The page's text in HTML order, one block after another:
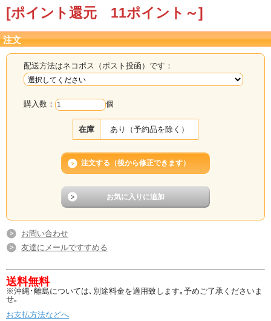
掌幅：88mm
本体素材：綿100%
[ポイント還元 11ポイント～]
注文
配送方法はネコポス（ポスト投函）です：
購入数： 個
在庫 あり（予約品を除く）
お問い合わせ
友達にメールですすめる
送料無料
※沖縄･離島については､別途料金を適用致します｡予めご了承くださいま
せ｡
お支払方法などへ